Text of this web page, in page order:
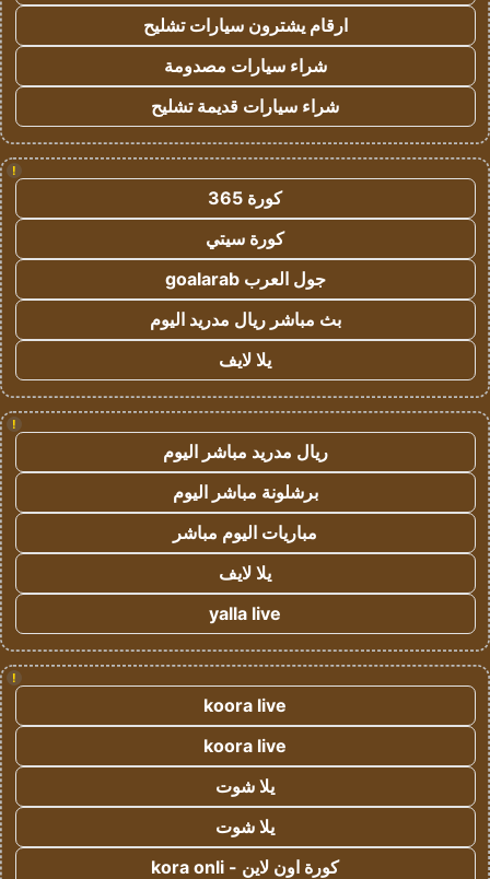
ارقام يشترون سيارات تشليح
شراء سيارات مصدومة
شراء سيارات قديمة تشليح
!
كورة 365
كورة سيتي
جول العرب goalarab
بث مباشر ريال مدريد اليوم
يلا لايف
!
ريال مدريد مباشر اليوم
برشلونة مباشر اليوم
مباريات اليوم مباشر
يلا لايف
yalla live
!
koora live
koora live
يلا شوت
يلا شوت
كورة اون لاين - kora onli